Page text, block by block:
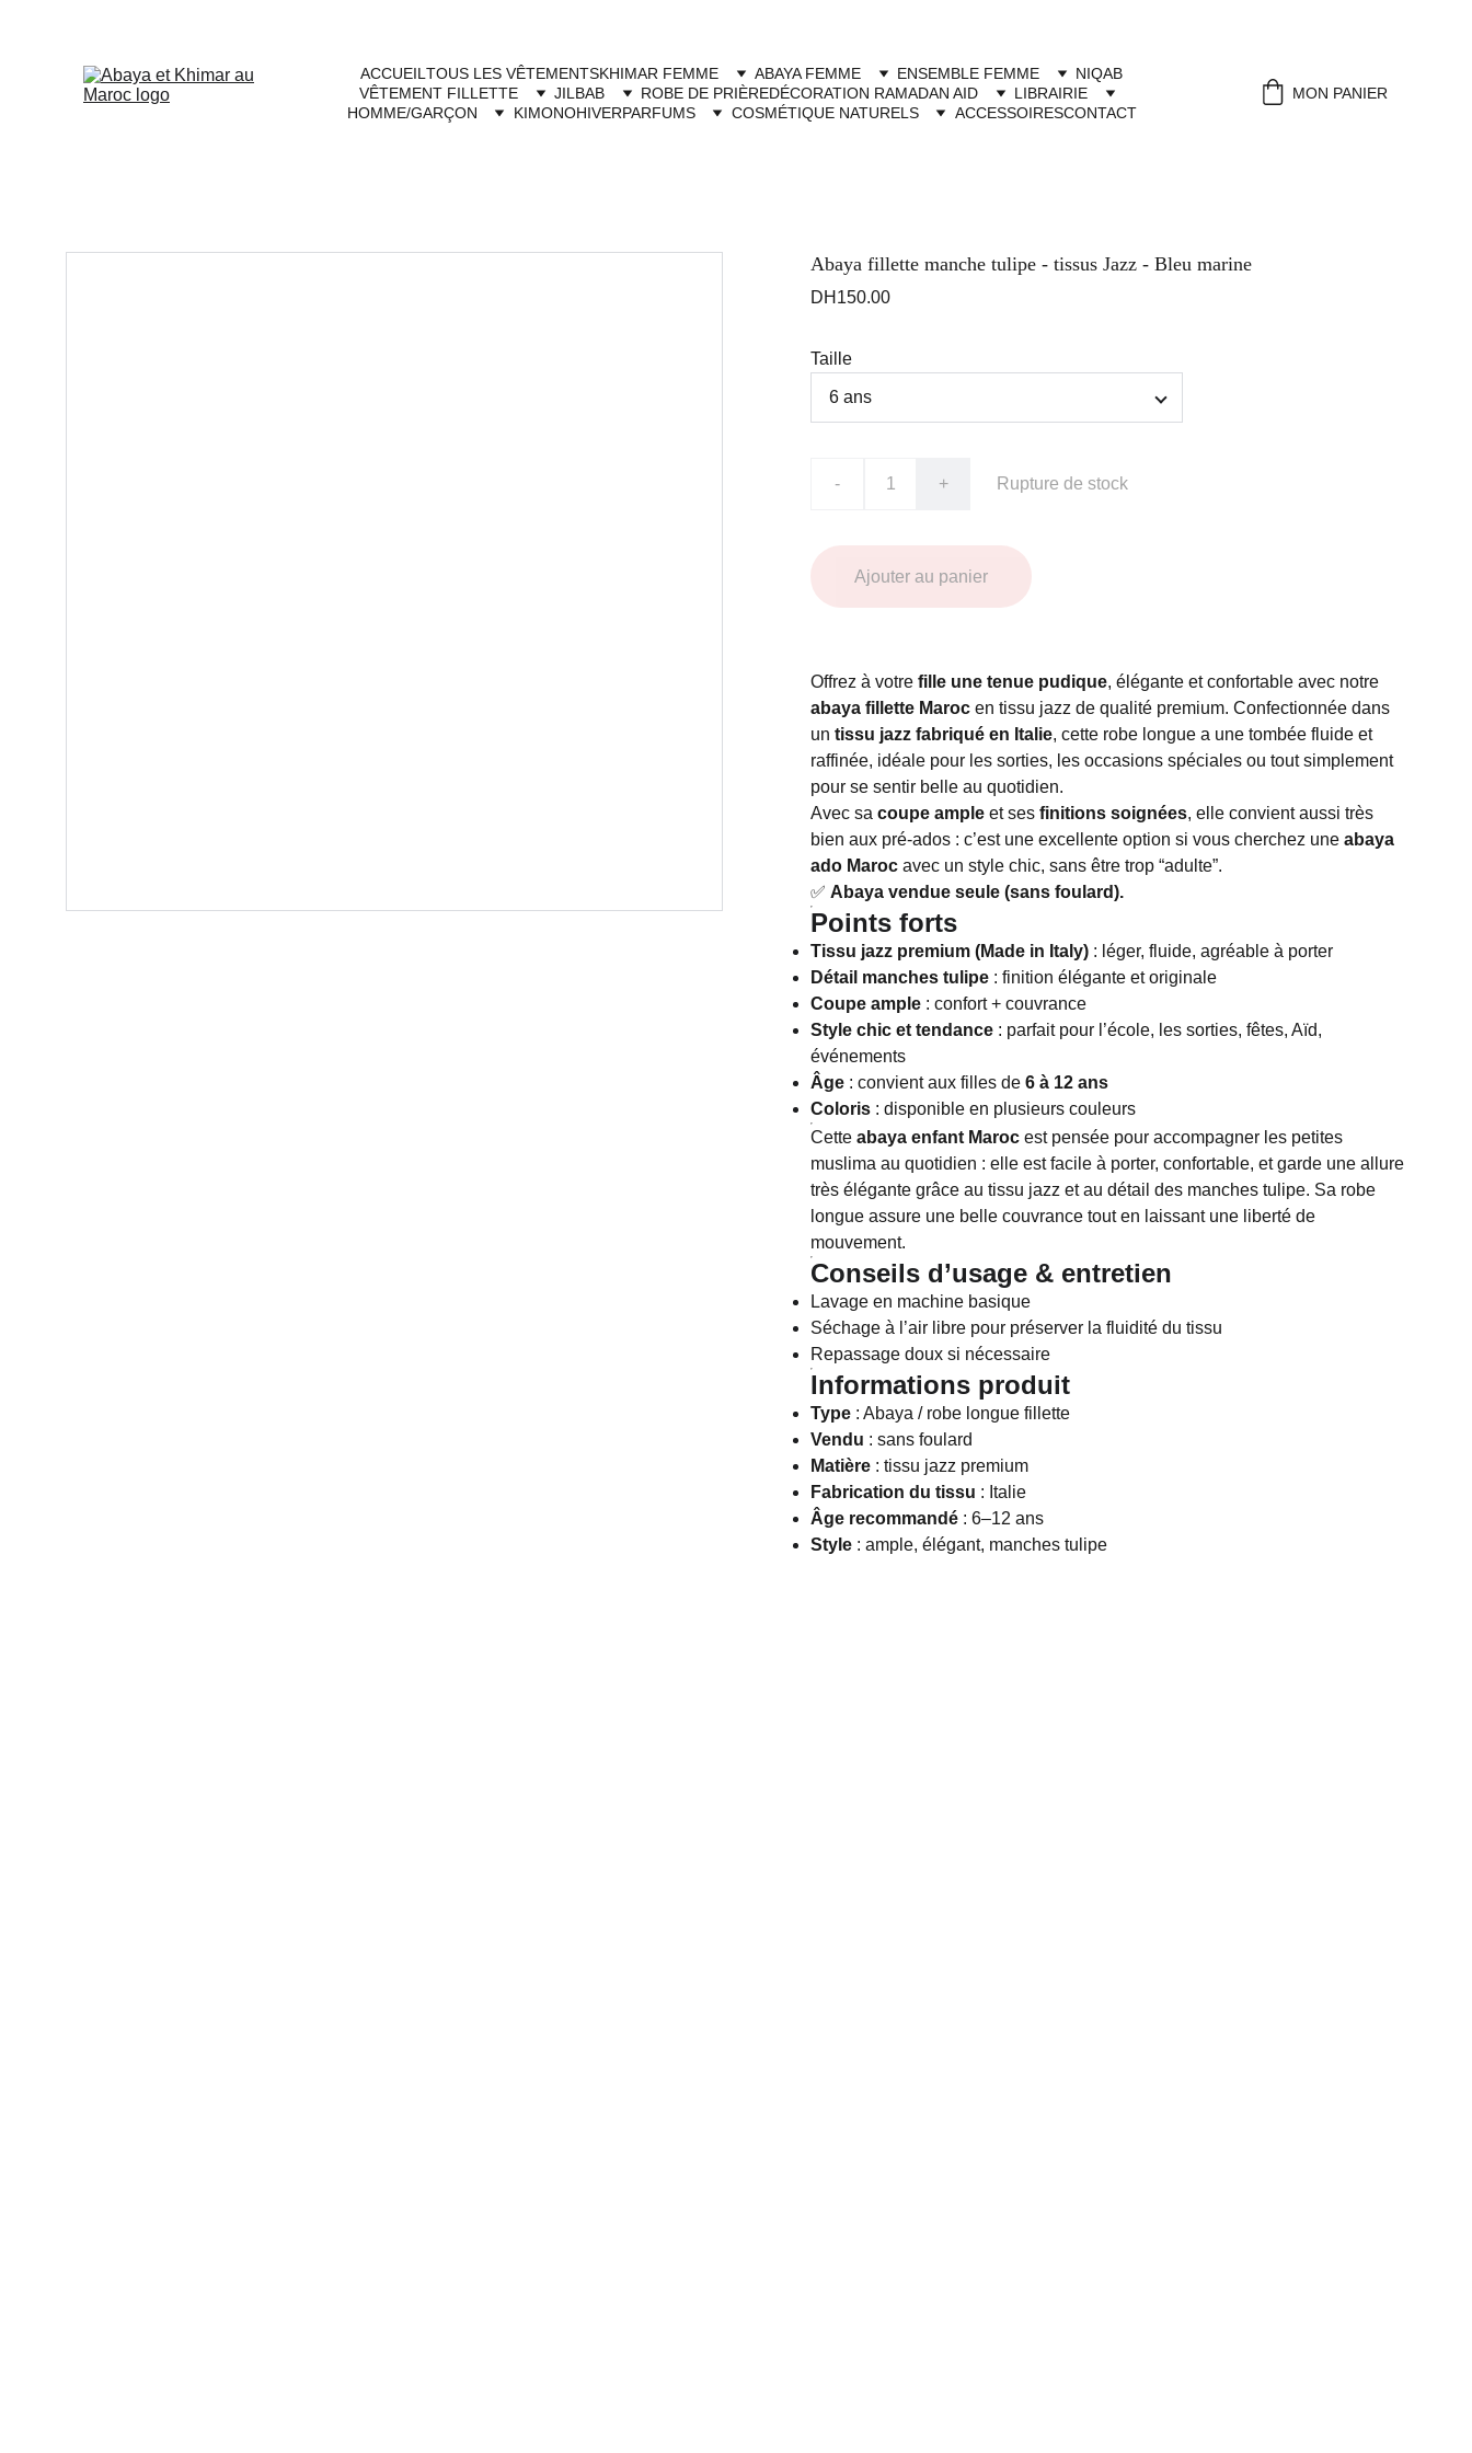
ACCUEIL TOUS LES VÊTEMENTSKHIMAR FEMME ABAYA FEMME ENSEMBLE FEMME
NIQAB
VÊTEMENT FILLETTE
JILBAB ROBE DE PRIÈREDÉCORATION RAMADAN AID
LIBRAIRIE
HOMME/GARÇON
KIMONOHIVERPARFUMS COSMÉTIQUE NATURELS ACCESSOIRESCONTACT
MON PANIER
Abaya fillette manche tulipe - tissus Jazz - Bleu marine
DH150.00
Taille
- + Rupture de stock
Ajouter au panier
Offrez à votre fille une tenue pudique, élégante et confortable avec notre
abaya fillette Maroc en tissu jazz de qualité premium. Confectionnée dans
un tissu jazz fabriqué en Italie, cette robe longue a une tombée fluide et
raffinée, idéale pour les sorties, les occasions spéciales ou tout simplement
pour se sentir belle au quotidien.
Avec sa coupe ample et ses finitions soignées, elle convient aussi très
bien aux pré-ados : c’est une excellente option si vous cherchez une abaya
ado Maroc avec un style chic, sans être trop “adulte”.
✅ Abaya vendue seule (sans foulard).
Points forts
Tissu jazz premium (Made in Italy) : léger, fluide, agréable à porter
Détail manches tulipe : finition élégante et originale
Coupe ample : confort + couvrance
Style chic et tendance : parfait pour l’école, les sorties, fêtes, Aïd,
événements
Âge : convient aux filles de 6 à 12 ans
Coloris : disponible en plusieurs couleurs
Cette abaya enfant Maroc est pensée pour accompagner les petites
muslima au quotidien : elle est facile à porter, confortable, et garde une allure
très élégante grâce au tissu jazz et au détail des manches tulipe. Sa robe
longue assure une belle couvrance tout en laissant une liberté de
mouvement.
Conseils d’usage & entretien
Lavage en machine basique
Séchage à l’air libre pour préserver la fluidité du tissu
Repassage doux si nécessaire
Informations produit
Type : Abaya / robe longue fillette
Vendu : sans foulard
Matière : tissu jazz premium
Fabrication du tissu : Italie
Âge recommandé : 6–12 ans
Style : ample, élégant, manches tulipe